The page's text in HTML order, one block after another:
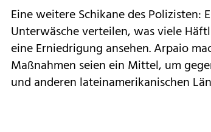
Eine weitere Schikane des Polizisten:
Unterwäsche verteilen, was viele
eine Erniedrigung ansehen. Arpaio
Maßnahmen seien ein Mittel, um
und anderen lateinamerikanischen